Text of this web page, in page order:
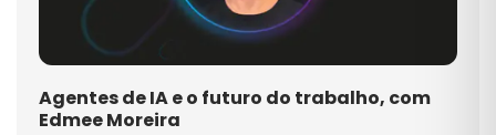
Agentes de IA e o futuro do trabalho, com
Edmee Moreira